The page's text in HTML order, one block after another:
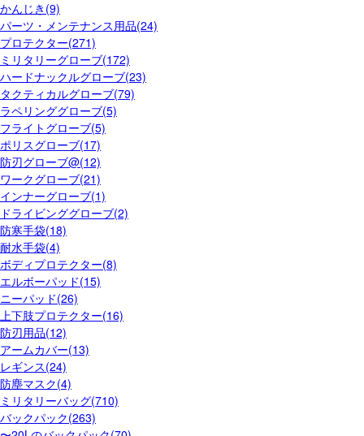
かんじき(9)
パーツ・メンテナンス用品(24)
プロテクター(271)
ミリタリーグローブ(172)
ハードナックルグローブ(23)
タクティカルグローブ(79)
ラペリンググローブ(5)
フライトグローブ(5)
ポリスグローブ(17)
防刃グローブ@(12)
ワークグローブ(21)
インナーグローブ(1)
ドライビンググローブ(2)
防寒手袋(18)
耐水手袋(4)
ボディプロテクター(8)
エルボーパッド(15)
ニーパッド(26)
上下肢プロテクター(16)
防刃用品(12)
アームカバー(13)
レギンス(24)
防塵マスク(4)
ミリタリーバッグ(710)
バックパック(263)